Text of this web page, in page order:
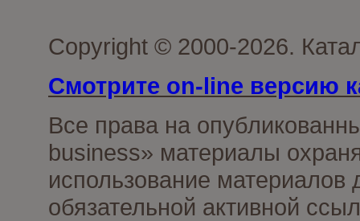
Copyright © 2000-2026.
Смотрите on-line версию
Все права на
business» материалы
использование материалов
обязательной активной